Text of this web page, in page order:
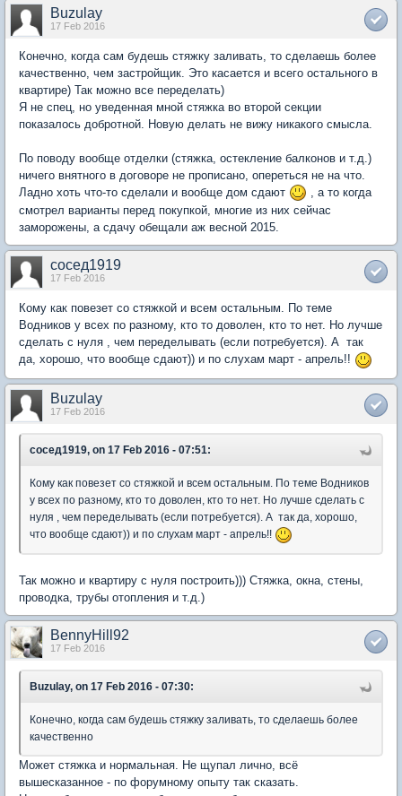
Buzulay
17 Feb 2016
Конечно, когда сам будешь стяжку заливать, то сделаешь более
качественно, чем застройщик. Это касается и всего остального в
квартире) Так можно все переделать)
Я не спец, но уведенная мной стяжка во второй секции
показалось добротной. Новую делать не вижу никакого смысла.
По поводу вообще отделки (стяжка, остекление балконов и т.д.)
ничего внятного в договоре не прописано, опереться не на что.
Ладно хоть что-то сделали и вообще дом сдают
, а то когда
смотрел варианты перед покупкой, многие из них сейчас
заморожены, а сдачу обещали аж весной 2015.
сосед1919
17 Feb 2016
Кому как повезет со стяжкой и всем остальным. По теме
Водников у всех по разному, кто то доволен, кто то нет. Но лучше
сделать с нуля , чем переделывать (если потребуется). А так
да, хорошо, что вообще сдают)) и по слухам март - апрель!!
Buzulay
17 Feb 2016
сосед1919, on 17 Feb 2016 - 07:51:
Кому как повезет со стяжкой и всем остальным. По теме Водников
у всех по разному, кто то доволен, кто то нет. Но лучше сделать с
нуля , чем переделывать (если потребуется). А так да, хорошо,
что вообще сдают)) и по слухам март - апрель!!
Так можно и квартиру с нуля построить))) Стяжка, окна, стены,
проводка, трубы отопления и т.д.)
BennyHill92
17 Feb 2016
Buzulay, on 17 Feb 2016 - 07:30:
Конечно, когда сам будешь стяжку заливать, то сделаешь более
качественно
Может стяжка и нормальная. Не щупал лично, всё
вышесказанное - по форумному опыту так сказать.